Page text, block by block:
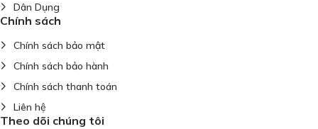
Dân Dụng
Chính sách
Chính sách bảo mật
Chính sách bảo hành
Chính sách thanh toán
Liên hệ
Theo dõi chúng tôi